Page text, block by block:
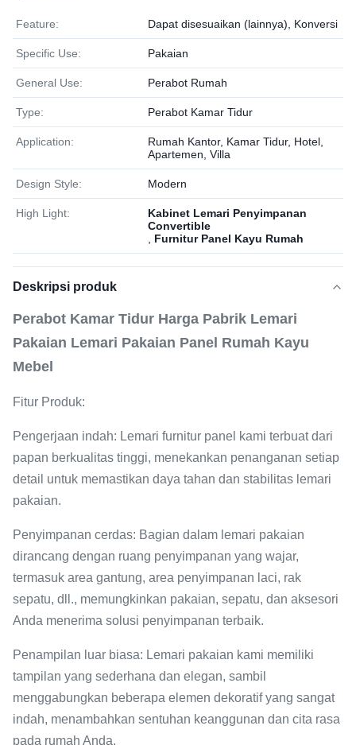
Feature: Dapat disesuaikan (lainnya), Konversi
Specific Use: Pakaian
General Use: Perabot Rumah
Type: Perabot Kamar Tidur
Application:
Rumah Kantor, Kamar Tidur, Hotel,
Apartemen, Villa
Design Style: Modern
High Light:
Kabinet Lemari Penyimpanan
Convertible
Furnitur Panel Kayu Rumah
Deskripsi produk
Perabot Kamar Tidur Harga Pabrik Lemari
Pakaian Lemari Pakaian Panel Rumah Kayu
Mebel
Fitur Produk:
Pengerjaan indah: Lemari furnitur panel kami terbuat dari
papan berkualitas tinggi, menekankan penanganan setiap
detail untuk memastikan daya tahan dan stabilitas lemari
pakaian.
Penyimpanan cerdas: Bagian dalam lemari pakaian
dirancang dengan ruang penyimpanan yang wajar,
termasuk area gantung, area penyimpanan laci, rak
sepatu, dll., memungkinkan pakaian, sepatu, dan aksesori
Anda menerima solusi penyimpanan terbaik.
Penampilan luar biasa: Lemari pakaian kami memiliki
tampilan yang sederhana dan elegan, sambil
menggabungkan beberapa elemen dekoratif yang sangat
indah, menambahkan sentuhan keanggunan dan cita rasa
pada rumah Anda.